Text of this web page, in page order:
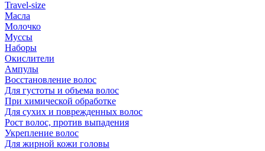
Travel-size
Масла
Молочко
Муссы
Наборы
Окислители
Ампулы
Восстановление волос
Для густоты и объема волос
При химической обработке
Для сухих и поврежденных волос
Рост волос, против выпадения
Укрепление волос
Для жирной кожи головы